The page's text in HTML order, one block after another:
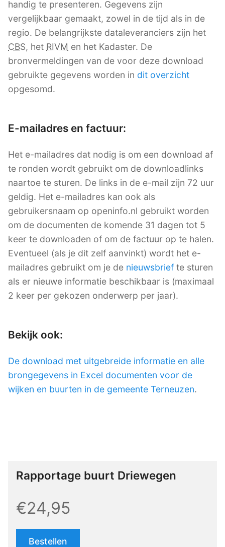
handig te presenteren. Gegevens zijn
vergelijkbaar gemaakt, zowel in de tijd als in de
regio. De belangrijkste dataleveranciers zijn het
CBS, het RIVM en het Kadaster. De
bronvermeldingen van de voor deze download
gebruikte gegevens worden in dit overzicht
opgesomd.
E-mailadres en factuur:
Het e-mailadres dat nodig is om een download af
te ronden wordt gebruikt om de downloadlinks
naartoe te sturen. De links in de e-mail zijn 72 uur
geldig. Het e-mailadres kan ook als
gebruikersnaam op openinfo.nl gebruikt worden
om de documenten de komende 31 dagen tot 5
keer te downloaden of om de factuur op te halen.
Eventueel (als je dit zelf aanvinkt) wordt het e-
mailadres gebruikt om je de nieuwsbrief te sturen
als er nieuwe informatie beschikbaar is (maximaal
2 keer per gekozen onderwerp per jaar).
Bekijk ook:
De download met uitgebreide informatie en alle
brongegevens in Excel documenten voor de
wijken en buurten in de gemeente Terneuzen.
Rapportage buurt Driewegen
€24,95
Bestellen